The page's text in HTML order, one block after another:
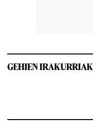
GEHIEN IRAKURRIAK